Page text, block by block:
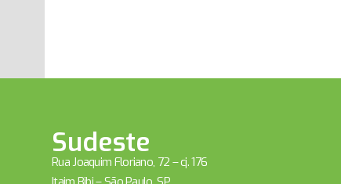
Sudeste
Rua Joaquim Floriano, 72 – cj. 176